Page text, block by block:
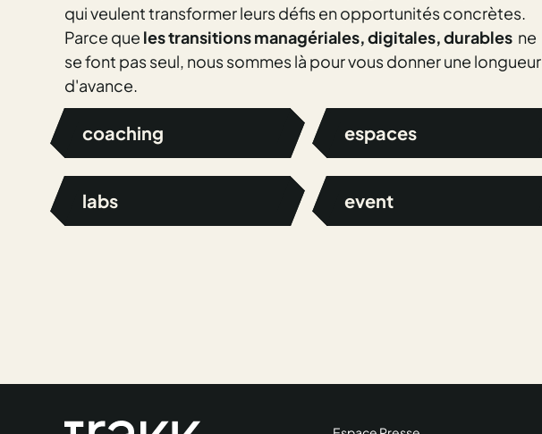
qui veulent transformer leurs défis en opportunités concrètes.
Parce que les transitions managériales, digitales, durables ne
se font pas seul, nous sommes là pour vous donner une longueur
d'avance.
coaching espaces
labs event